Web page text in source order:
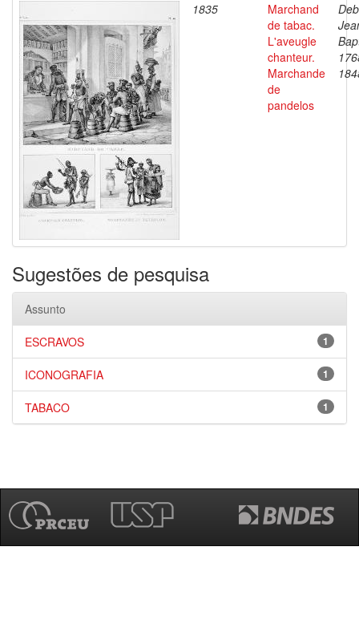
1835
Marchand
de tabac.
L'aveugle
chanteur.
Marchande
de
pandelos
Sugestões de pesquisa
Assunto
1
ESCRAVOS
1
ICONOGRAFIA
1
TABACO